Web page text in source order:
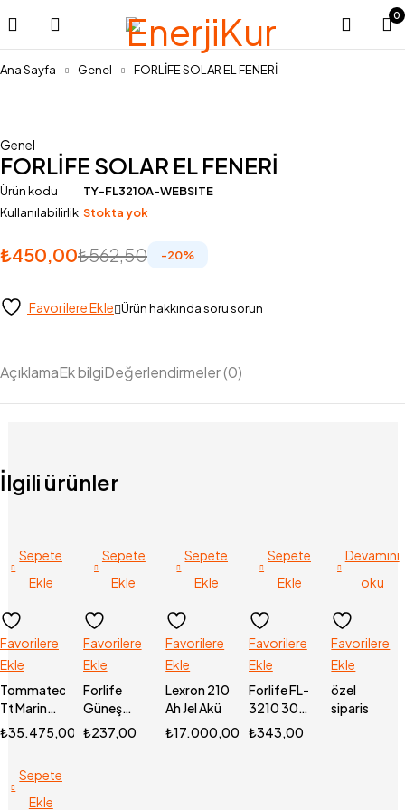
0
Ana Sayfa Genel FORLİFE SOLAR EL FENERİ
Genel
FORLİFE SOLAR EL FENERİ
Ürün kodu
TY-FL3210A-WEBSITE
Kullanılabilirlik Stokta yok
₺562,50
₺450,00 -20%
Favorilere Ekle Ürün hakkında soru sorun
AçıklamaEk bilgiDeğerlendirmeler (0)
İlgili ürünler
Sepete
Ekle
Favorilere
Ekle
Tommatech
Tt Marin
25.6v
Batarya
₺35.475,00
Sepete
Ekle
Favorilere
Ekle
Forlife
Güneş
Enerjili
Solar 3 W
₺237,00
Sepete
Ekle
Favorilere
Ekle
Lexron 210
Ah Jel Akü
₺17.000,00
Sepete
Ekle
Favorilere
Ekle
Forlife FL-
3210 30W
6500K
₺343,00
Devamını
oku
Favorilere
Ekle
özel
siparis
Sepete
Ekle